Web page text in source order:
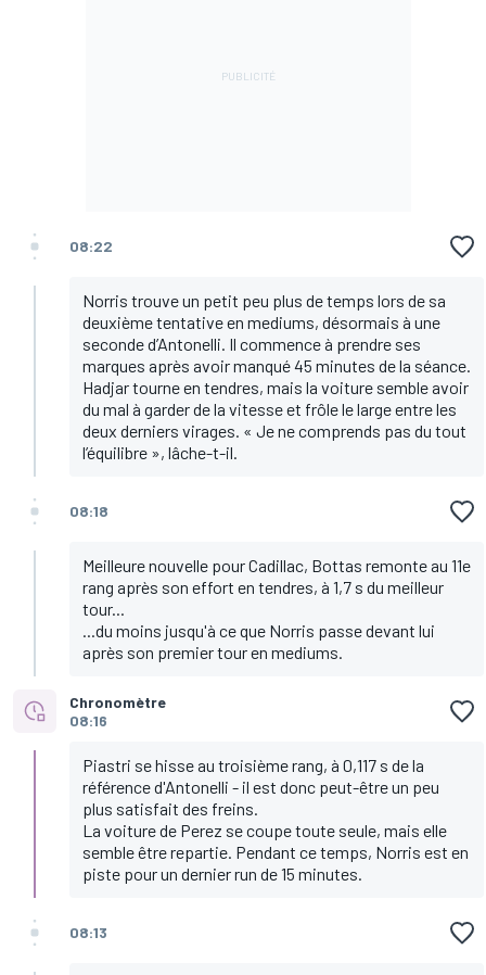
08:22
Norris trouve un petit peu plus de temps lors de sa
deuxième tentative en mediums, désormais à une
seconde d’Antonelli. Il commence à prendre ses
marques après avoir manqué 45 minutes de la séance.
Hadjar tourne en tendres, mais la voiture semble avoir
du mal à garder de la vitesse et frôle le large entre les
deux derniers virages. « Je ne comprends pas du tout
l’équilibre », lâche-t-il.
08:18
Meilleure nouvelle pour Cadillac, Bottas remonte au 11e
rang après son effort en tendres, à 1,7 s du meilleur
tour...
...du moins jusqu'à ce que Norris passe devant lui
après son premier tour en mediums.
Chronomètre
08:16
Piastri se hisse au troisième rang, à 0,117 s de la
référence d'Antonelli - il est donc peut-être un peu
plus satisfait des freins.
La voiture de Perez se coupe toute seule, mais elle
semble être repartie. Pendant ce temps, Norris est en
piste pour un dernier run de 15 minutes.
08:13